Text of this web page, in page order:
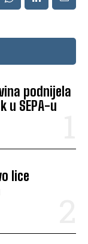
podnijela
u SEPA-u
lice